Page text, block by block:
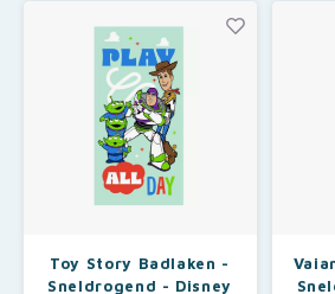
Toy Story Badlaken -
Sneldrogend - Disney